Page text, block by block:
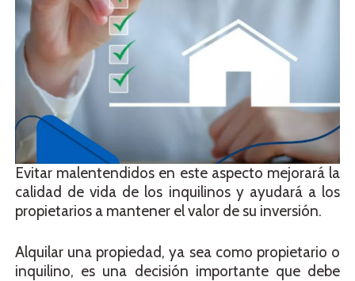
Evitar malentendidos en este aspecto mejorará la
calidad de vida de los inquilinos y ayudará a los
propietarios a mantener el valor de su inversión.
Alquilar una propiedad, ya sea como propietario o
inquilino, es una decisión importante que debe